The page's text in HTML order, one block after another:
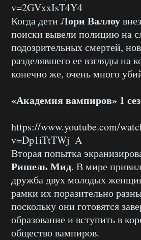
v=2GVxxIsT4Y4
Когда дети Лори Валлоу
поиски вывели полицию на
подозрительных смертей,
разделявшего ее взгляды на
конечно же, очень много
«Академия вампиров» 1
https://www.youtube.com/
v=Dp1iTtTWj_A
Вторая попытка
Ришель Мид. В мире
дружба двух молодых
рамки их поразительно
поскольку они готовятся
образование и вступить в
общество вампиров.